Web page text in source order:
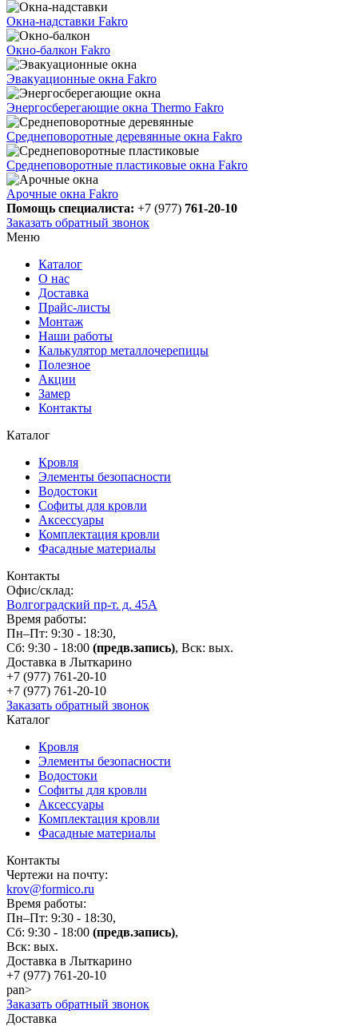
Окна-надставки Fakro
Окно-балкон Fakro
Эвакуационные окна Fakro
Энергосберегающие окна Thermo Fakro
Cреднеповоротные деревянные окна Fakro
Cреднеповоротные пластиковые окна Fakro
Арочные окна Fakro
Помощь специалиста: +7 (977) 761-20-10
Заказать обратный звонок
Меню
Каталог
О нас
Доставка
Прайс-листы
Монтаж
Наши работы
Калькулятор металлочерепицы
Полезное
Акции
Замер
Контакты
Каталог
Кровля
Элементы безопасности
Водостоки
Софиты для кровли
Аксессуары
Комплектация кровли
Фасадные материалы
Контакты
Офис/склад:
Волгоградский пр-т. д. 45А
Время работы:
Пн–Пт: 9:30 - 18:30,
Сб: 9:30 - 18:00 (предв.запись), Вск: вых.
Доставка в Лыткарино
+7 (977) 761-20-10
+7 (977) 761-20-10
Заказать обратный звонок
Каталог
Кровля
Элементы безопасности
Водостоки
Софиты для кровли
Аксессуары
Комплектация кровли
Фасадные материалы
Контакты
Чертежи на почту:
krov@formico.ru
Время работы:
Пн–Пт: 9:30 - 18:30,
Сб: 9:30 - 18:00 (предв.запись),
Вск: вых.
Доставка в Лыткарино
+7 (977) 761-20-10
pan>
Заказать обратный звонок
Доставка